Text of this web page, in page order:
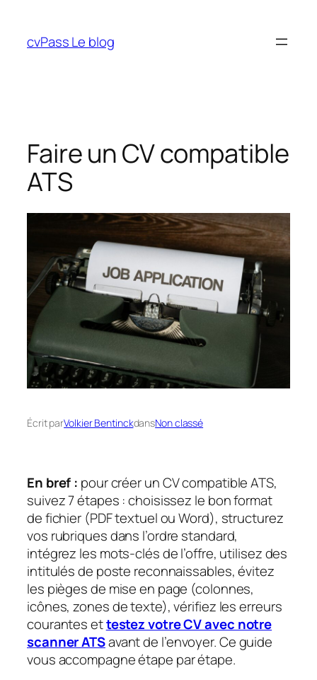
contenu
cvPass Le blog
Faire un CV compatible
ATS
Écrit parVolkier BentinckdansNon classé
En bref : pour créer un CV compatible ATS,
suivez 7 étapes : choisissez le bon format
de fichier (PDF textuel ou Word), structurez
vos rubriques dans l’ordre standard,
intégrez les mots-clés de l’offre, utilisez des
intitulés de poste reconnaissables, évitez
les pièges de mise en page (colonnes,
icônes, zones de texte), vérifiez les erreurs
courantes ettestez votre CV avec notre
scanner ATSavant de l’envoyer. Ce guide
vous accompagne étape par étape.